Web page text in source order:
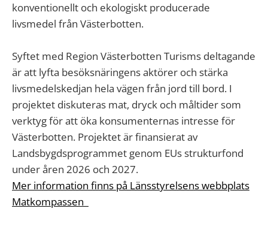
konventionellt och ekologiskt producerade
livsmedel från Västerbotten.
Syftet med Region Västerbotten Turisms deltagande
är att lyfta besöksnäringens aktörer och stärka
livsmedelskedjan hela vägen från jord till bord. I
projektet diskuteras mat, dryck och måltider som
verktyg för att öka konsumenternas intresse för
Västerbotten. Projektet är finansierat av
Landsbygdsprogrammet genom EUs strukturfond
under åren 2026 och 2027.
Mer information finns på Länsstyrelsens webbplats
Matkompassen